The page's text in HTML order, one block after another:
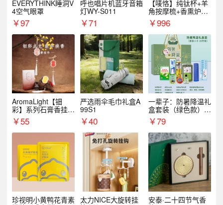
EVERYTHINK睡洞V
4空气眼罩
￥97
呼也唱片机蓝牙音箱
灯WY-S011
￥71
【唛恪】纯钛杯+羊
角按摩梳+香熏炉
+气垫梳
￥996
AromaLight【钿
彩】系列石膏香挂
（代发香味随机）
￥55
严选雨伞毛巾礼盒A
99S1
￥40
一辈子：防暑降温礼
盒套装（绿色款）支
持自由搭配
￥79
珍视明小黄鸭花青素 太力NICE大旋转挂
安泰·二十四节气香